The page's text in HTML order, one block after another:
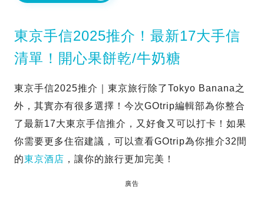
東京手信2025推介！最新17大手信
清單！開心果餅乾/牛奶糖
東京手信2025推介｜東京旅行除了Tokyo Banana之
外，其實亦有很多選擇！今次GOtrip編輯部為你整合
了最新17大東京手信推介，又好食又可以打卡！如果
你需要更多住宿建議，可以查看GOtrip為你推介32間
的東京酒店 ，讓你的旅行更加完美！
廣告